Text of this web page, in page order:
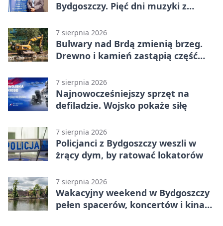
Bydgoszczy. Pięć dni muzyki z
7 sierpnia 2026
Bulwary nad Brdą zmienią brzeg.
Drewno i kamień zastąpią część
7 sierpnia 2026
Najnowocześniejszy sprzęt na
defiladzie. Wojsko pokaże siłę
7 sierpnia 2026
Policjanci z Bydgoszczy weszli w
żrący dym, by ratować lokatorów
7 sierpnia 2026
Wakacyjny weekend w Bydgoszczy
pełen spacerów, koncertów i kina